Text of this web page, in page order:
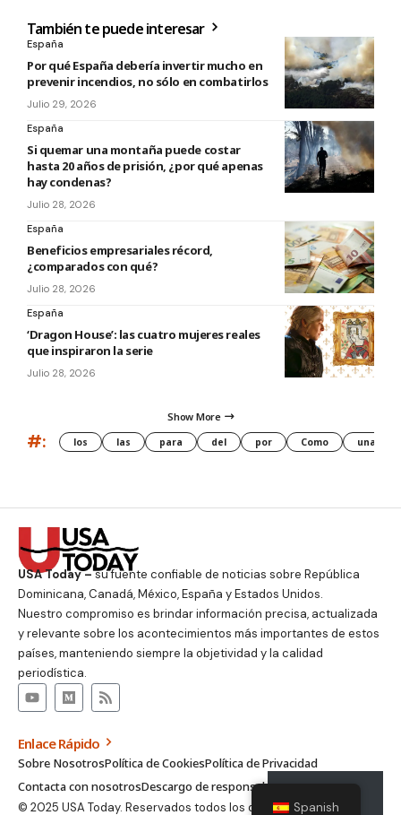
También te puede interesar
España
Por qué España debería invertir mucho en
prevenir incendios, no sólo en combatirlos
Julio 29, 2026
España
Si quemar una montaña puede costar
hasta 20 años de prisión, ¿por qué apenas
hay condenas?
Julio 28, 2026
España
Beneficios empresariales récord,
¿comparados con qué?
Julio 28, 2026
España
‘Dragon House’: las cuatro mujeres reales
que inspiraron la serie
Julio 28, 2026
Show More
#: los las para del por Como una
USA Today –su fuente confiable de noticias sobre República
Dominicana, Canadá, México, España y Estados Unidos.
Nuestro compromiso es brindar información precisa, actualizada
y relevante sobre los acontecimientos más importantes de estos
países, manteniendo siempre la objetividad y la calidad
periodística.
Enlace Rápido
Sobre NosotrosPolítica de CookiesPolítica de Privacidad
Contacta con nosotrosDescargo de responsabilidad
© 2025 USA Today. Reservados todos los derechos.Spanish